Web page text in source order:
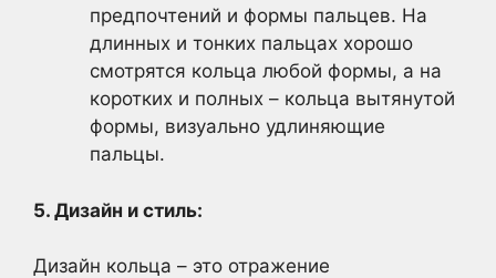
предпочтений и формы пальцев. На
длинных и тонких пальцах хорошо
смотрятся кольца любой формы, а на
коротких и полных – кольца вытянутой
формы, визуально удлиняющие
пальцы.
5. Дизайн и стиль:
Дизайн кольца – это отражение